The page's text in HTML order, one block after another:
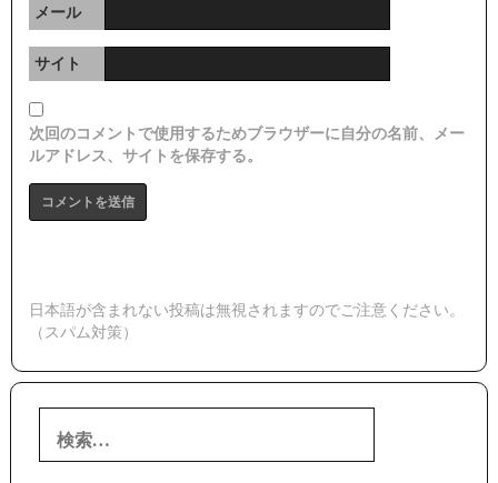
メール
サイト
次回のコメントで使用するためブラウザーに自分の名前、メー
ルアドレス、サイトを保存する。
日本語が含まれない投稿は無視されますのでご注意ください。
（スパム対策）
索: